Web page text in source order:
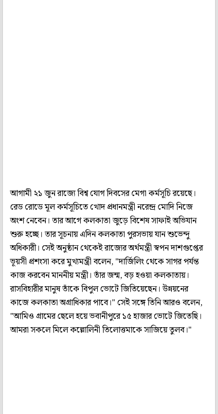
আগামী ২১ জুন রাজ্যে বিশ্ব যোগ দিবসের মেগা কর্মসূচি রয়েছে।
রেড রোডে মূল কর্মসূচিতে খোদ প্রধানমন্ত্রী নরেন্দ্র মোদি নিজে
অংশ নেবেন। তার আগে কলকাতা জুড়ে বিশেষ সাফাই অভিযান
শুরু হচ্ছে। তার সূচনায় এদিন কলকাতা পুরসভায় যান শুভেন্দু
অধিকারী। সেই অনুষ্ঠান থেকেই রাজ্যের অর্থমন্ত্রী স্বপন দাশগুপ্তের
ভূয়সী প্রশংসা করে মুখ্যমন্ত্রী বলেন, "দার্জিলিং থেকে সাগর পর্যন্ত
কাজ করবেন মাননীয় মন্ত্রী। তাঁর জন্ম, বড় হওয়া কলকাতায়।
রাসবিহারীর মানুষ তাঁকে বিপুল ভোটে জিতিয়েছেন। উন্নয়নের
কাজে কলকাতা অগ্রাধিকার পাবে।" সেই সঙ্গে তিনি আরও বলেন,
"আমিও গ্রামের ছেলে হয়ে ভবানীপুরে ১৫ হাজার ভোটে জিতেছি।
আমরা সকলে মিলে কল্লোলিনী তিলোত্তমাকে সাজিয়ে তুলব।"